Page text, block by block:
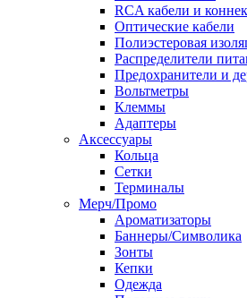
RCA кабели и
Оптические кабели
Полиэстеровая
Распределители
Предохранители и
Вольтметры
Клеммы
Адаптеры
Аксессуары
Кольца
Сетки
Терминалы
Мерч/Промо
Ароматизаторы
Баннеры/Символика
Зонты
Кепки
Одежда